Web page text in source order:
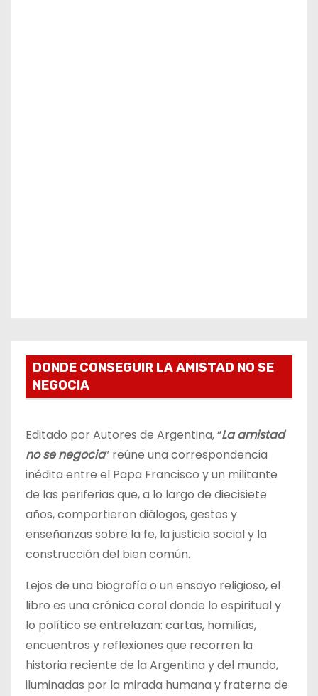
DONDE CONSEGUIR LA AMISTAD NO SE
NEGOCIA
Editado por Autores de Argentina, “La amistad
no se negocia” reúne una correspondencia
inédita entre el Papa Francisco y un militante
de las periferias que, a lo largo de diecisiete
años, compartieron diálogos, gestos y
enseñanzas sobre la fe, la justicia social y la
construcción del bien común.
Lejos de una biografía o un ensayo religioso, el
libro es una crónica coral donde lo espiritual y
lo político se entrelazan: cartas, homilías,
encuentros y reflexiones que recorren la
historia reciente de la Argentina y del mundo,
iluminadas por la mirada humana y fraterna de